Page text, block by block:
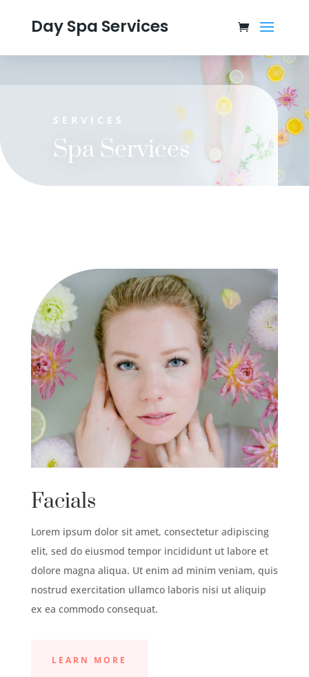
Day Spa Services
SERVICES
Spa Services
Facials
Lorem ipsum dolor sit amet, consectetur adipiscing
elit, sed do eiusmod tempor incididunt ut labore et
dolore magna aliqua. Ut enim ad minim veniam, quis
nostrud exercitation ullamco laboris nisi ut aliquip
ex ea commodo consequat.
LEARN MORE